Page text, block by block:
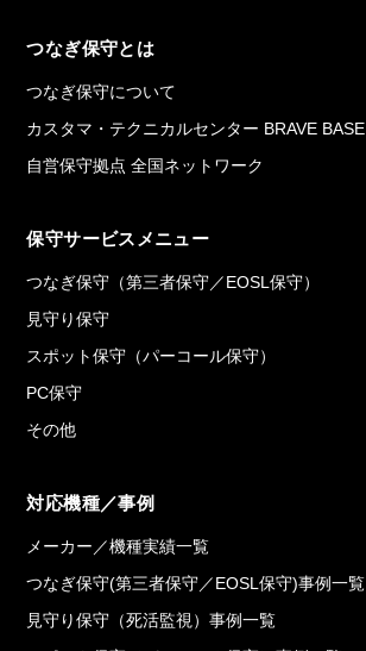
つなぎ保守とは
つなぎ保守について
カスタマ・テクニカルセンター BRAVE BASE
自営保守拠点 全国ネットワーク
保守サービスメニュー
つなぎ保守（第三者保守／EOSL保守）
見守り保守
スポット保守（パーコール保守）
PC保守
その他
対応機種／事例
メーカー／機種実績一覧
つなぎ保守(第三者保守／EOSL保守)事例一覧
見守り保守（死活監視）事例一覧